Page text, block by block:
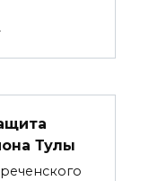
Тулы